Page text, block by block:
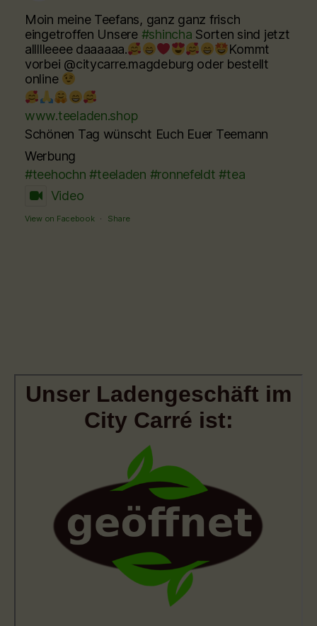
Moin meine Teefans, ganz ganz frisch
eingetroffen Unsere #shincha Sorten sind jetzt
allllleeee daaaaaa.
Kommt
vorbei @citycarre.magdeburg oder bestellt
online
www.teeladen.shop
Schönen Tag wünscht Euch Euer Teemann
Werbung
#teehochn #teeladen #ronnefeldt #tea
Video
View on Facebook · Share